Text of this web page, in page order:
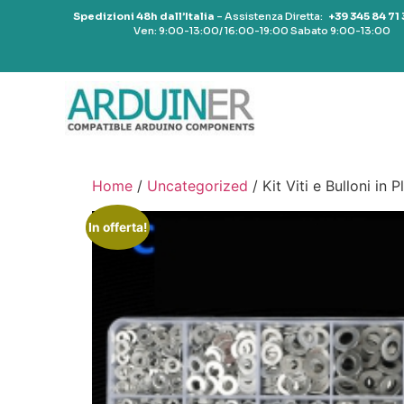
Spedizioni 48h dall’Italia – Assistenza Diretta: +39 345 84 71
Ven: 9:00-13:00/ 16:00-19:00 Sabato 9:00-13:00
Home / Uncategorized / Kit Viti e Bulloni in
In offerta!